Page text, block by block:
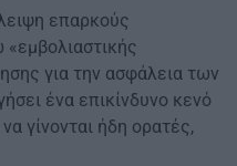
επαρκούς
για την ασφάλεια των
ένα επικίνδυνο κενό
γίνονται ήδη ορατές,